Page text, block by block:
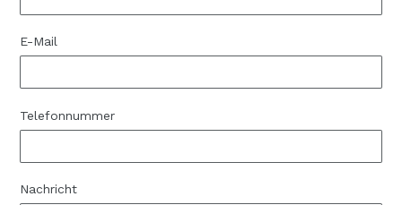
E-Mail
Telefonnummer
Nachricht